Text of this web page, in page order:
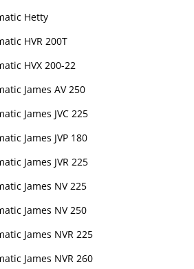
Hetty
HVR 200T
HVX 200-22
James AV 250
James JVC 225
James JVP 180
James JVR 225
James NV 225
James NV 250
James NVR 225
James NVR 260